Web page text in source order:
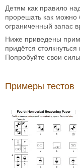
Детям как правило
прорешать как можно
ограниченный запас
Ниже приведены
придётся
Попробуйте свои
Примеры тестов